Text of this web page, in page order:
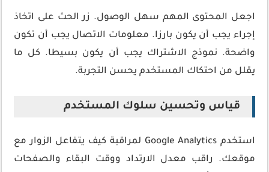
اجعل المحتوى المهم سهل الوصول. زر الحث على اتخاذ
إجراء يجب أن يكون بارزا. معلومات الاتصال يجب أن تكون
واضحة. نموذج الاشتراك يجب أن يكون بسيطا. كل ما
يقلل من احتكاك المستخدم يحسن التجربة.
قياس وتحسين سلوك المستخدم
استخدم Google Analytics لمراقبة كيف يتفاعل الزوار مع
موقعك. راقب معدل الارتداد ووقت البقاء والصفحات